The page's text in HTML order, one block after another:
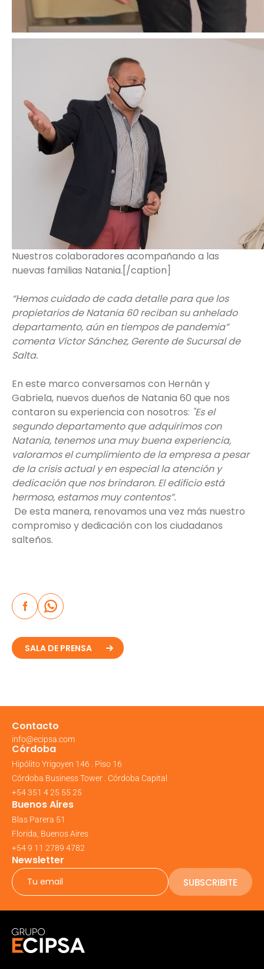
Nuestros colaboradores acompañando a las
nuevas familias Natania.[/caption]
“Hemos cuidado de cada detalle para que los
propietarios de Natania 60 reciban su anhelado
departamento, aún en tiempos de pandemia”
comenta Víctor Sánchez, Gerente de Sucursal de
Salta.
En este marco conversamos con Hernán y
Gabriela, nuevos dueños de Natania 60 que nos
contaron su experiencia con nosotros: "Es el
segundo departamento que adquirimos con
Natania, tenemos una muy buena experiencia,
valoramos el cumplimiento de la empresa a pesar
de la crisis actual y en especial la atención y
dedicación que nos brindaron. El edificio está
hermoso, estamos muy contentos”.
De esta manera, renovamos una vez más nuestro
compromiso y dedicación con los ciudadanos
salteños.
SALA DE PRENSA
Contacto
info@ecipsa.com
Córdoba
Hipólito Yrigoyen 146 . Piso 16
Córdoba Business Tower . Córdoba Capital
+54 351 4 25 55 25
Buenos Aires
Blas Parera 51
Florida, Buenos Aires
+54 9 11 2789 4782
Newsletter
SUBSCRIBITE